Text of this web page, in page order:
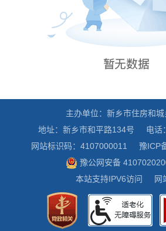
主办单位：新乡市住房和
地址：新乡市和平路134号
电话
网站标识码：4107000011
豫ICP
豫公网安备
本站支持IPV6访问
网